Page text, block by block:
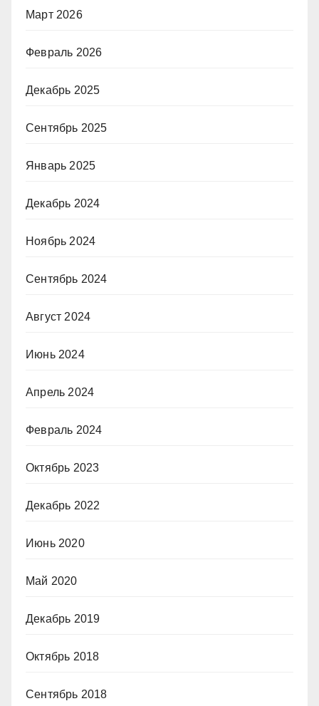
Март 2026
Февраль 2026
Декабрь 2025
Сентябрь 2025
Январь 2025
Декабрь 2024
Ноябрь 2024
Сентябрь 2024
Август 2024
Июнь 2024
Апрель 2024
Февраль 2024
Октябрь 2023
Декабрь 2022
Июнь 2020
Май 2020
Декабрь 2019
Октябрь 2018
Сентябрь 2018